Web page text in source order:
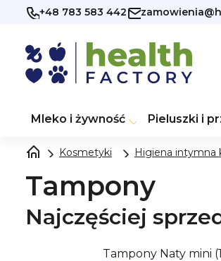
Przejść +48 783 583 442
Mleko i żywność Pieluszki i
Kosmetyki Higiena intymna
Tampony
Najczęściej
Tampony Naty mini